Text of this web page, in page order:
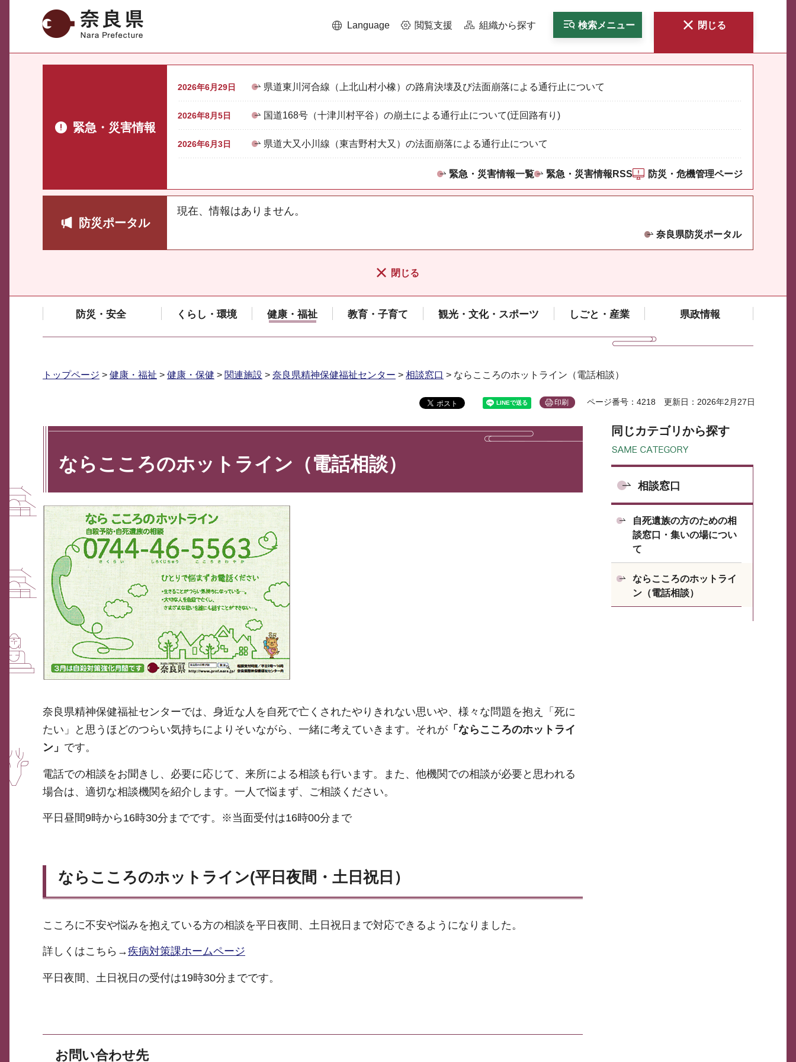
奈良県 Language 閲覧支援 組織から探す 検索メニュー 閉じる
緊急・災害情報
2026年6月29日 県道東川河合線（上北山村小橡）の路肩決壊及び法面崩落による通行止について
2026年8月5日 国道168号（十津川村平谷）の崩土による通行止について(迂回路有り)
2026年6月3日 県道大又小川線（東吉野村大又）の法面崩落による通行止について
緊急・災害情報一覧 緊急・災害情報RSS 防災・危機管理ページ
防災ポータル
現在、情報はありません。
奈良県防災ポータル
閉じる
防災・安全 くらし・環境 健康・福祉 教育・子育て 観光・文化・スポーツ しごと・産業 県政情報
トップページ > 健康・福祉 > 健康・保健 > 関連施設 > 奈良県精神保健福祉センター > 相談窓口 > ならこころのホットライン（電話相談）
印刷 ページ番号：4218 更新日：2026年2月27日
ならこころのホットライン（電話相談）
奈良県精神保健福祉センターでは、身近な人を自死で亡くされたやりきれない思いや、様々な問題を抱え「死に
たい」と思うほどのつらい気持ちによりそいながら、一緒に考えていきます。それが 「ならこころのホットライ
ン」 です。
電話での相談をお聞きし、必要に応じて、来所による相談も行います。また、他機関での相談が必要と思われる
場合は、適切な相談機関を紹介します。一人で悩まず、ご相談ください。
平日昼間9時から16時30分までです。※当面受付は16時00分まで
ならこころのホットライン(平日夜間・土日祝日）
こころに不安や悩みを抱えている方の相談を平日夜間、土日祝日まで対応できるようになりました。
詳しくはこちら→疾病対策課ホームページ
平日夜間、土日祝日の受付は19時30分までです。
お問い合わせ先
同じカテゴリから探す
相談窓口
自死遺族の方のための相
談窓口・集いの場につい
て
ならこころのホットライ
ン（電話相談）